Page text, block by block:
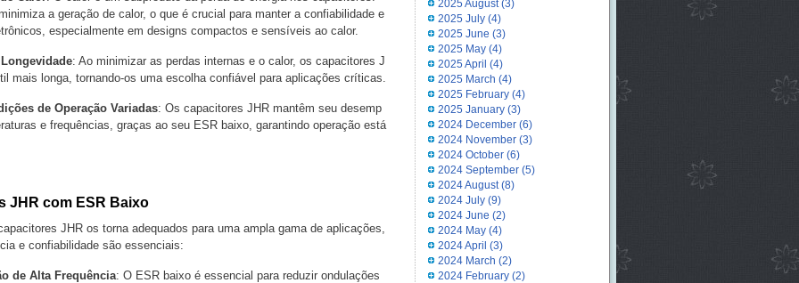
a geração de calor, o que é crucial para manter a confiabilidade e
especialmente em designs compactos e sensíveis ao calor.
: Ao minimizar as perdas internas e o calor, os capacitores J
mais longa, tornando-os uma escolha confiável para aplicações críticas.
de Operação Variadas: Os capacitores JHR mantêm seu desemp
e frequências, graças ao seu ESR baixo, garantindo operação está
JHR com ESR Baixo
JHR os torna adequados para uma ampla gama de aplicações,
e confiabilidade são essenciais:
de Alta Frequência: O ESR baixo é essencial para reduzir ondulações
2025 August(3)
2025 July(4)
2025 June (3)
2025 May(4)
2025 April (4)
2025 March (4)
2025 February(4)
2025 January(3)
2024 December(6)
2024 November(3)
2024 October(6)
2024 September(5)
2024 August(8)
2024 July(9)
2024 June (2)
2024 May(4)
2024 April (3)
2024 March (2)
2024 February(2)